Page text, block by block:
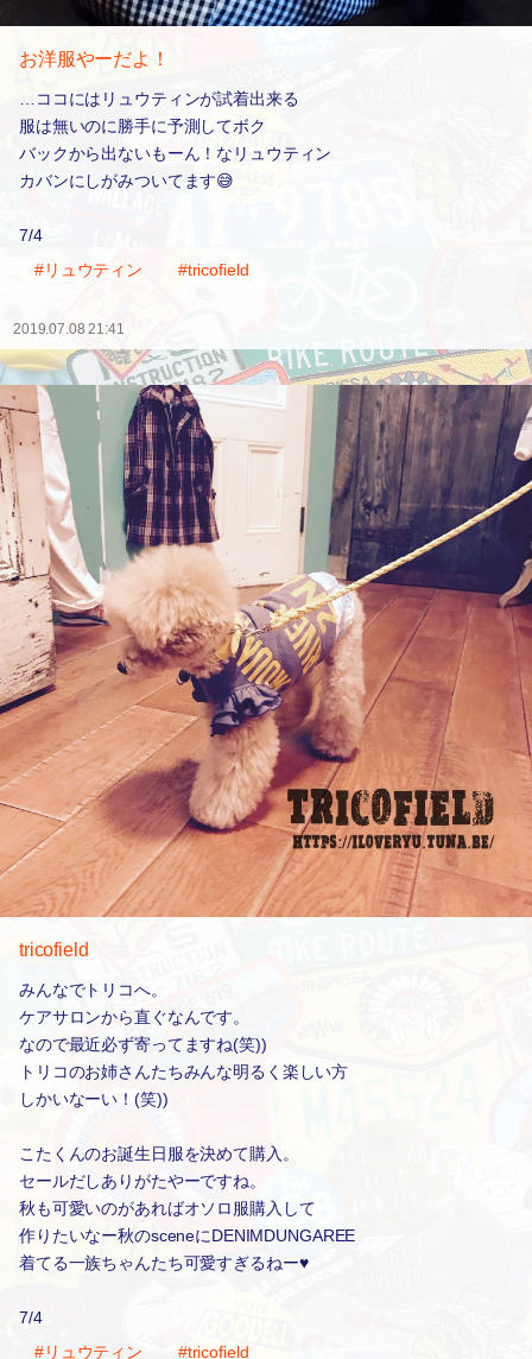
お洋服やーだよ！
…ココにはリュウティンが試着出来る
服は無いのに勝手に予測してボク
バックから出ないもーん！なリュウティン
カバンにしがみついてます😅
7/4
#リュウティン
#tricofield
2019.07.08 21:41
tricofield
みんなでトリコへ。
ケアサロンから直ぐなんです。
なので最近必ず寄ってますね(笑))
トリコのお姉さんたちみんな明るく楽しい方
しかいなーい！(笑))
こたくんのお誕生日服を決めて購入。
セールだしありがたやーですね。
秋も可愛いのがあればオソロ服購入して
作りたいなー秋のsceneにDENIMDUNGAREE
着てる一族ちゃんたち可愛すぎるねー♥️
7/4
#リュウティン
#tricofield